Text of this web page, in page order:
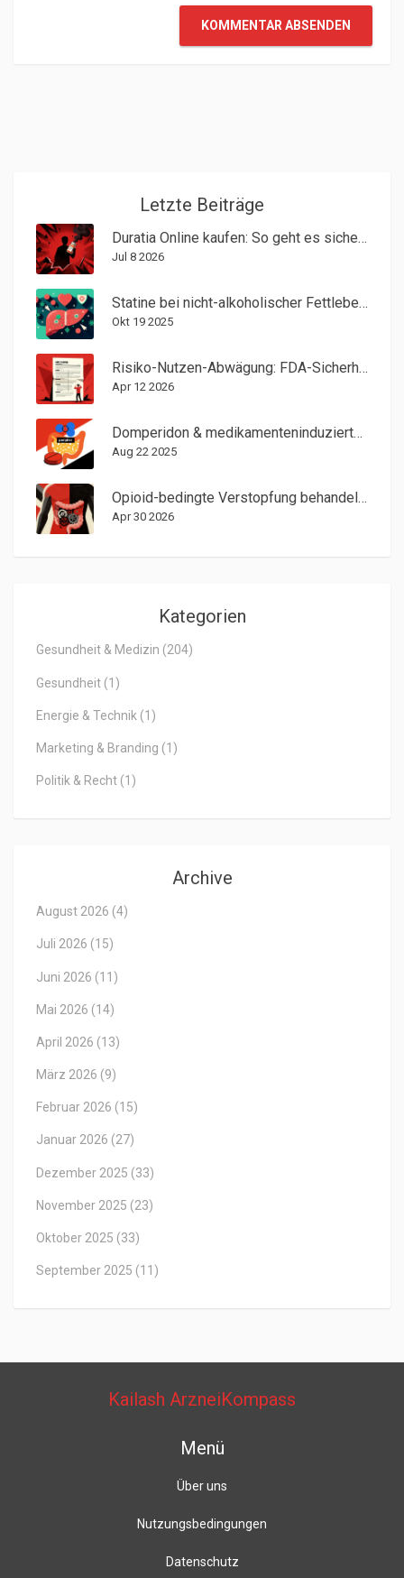
KOMMENTAR ABSENDEN
Letzte Beiträge
Duratia Online kaufen: So geht es sicher, legal und ohne Risiko
Jul 8 2026
Statine bei nicht-alkoholischer Fettleber: Sicherheit und Überwachung
Okt 19 2025
Risiko-Nutzen-Abwägung: FDA-Sicherheitsmitteilungen richtig interpretieren
Apr 12 2026
Domperidon & medikamenteninduzierter Parkinsonismus - alles Wichtige
Aug 22 2025
Opioid-bedingte Verstopfung behandeln: Was PAMORAs wirklich können
Apr 30 2026
Kategorien
Gesundheit & Medizin (204)
Gesundheit (1)
Energie & Technik (1)
Marketing & Branding (1)
Politik & Recht (1)
Archive
August 2026 (4)
Juli 2026 (15)
Juni 2026 (11)
Mai 2026 (14)
April 2026 (13)
März 2026 (9)
Februar 2026 (15)
Januar 2026 (27)
Dezember 2025 (33)
November 2025 (23)
Oktober 2025 (33)
September 2025 (11)
Kailash ArzneiKompass
Menü
Über uns
Nutzungsbedingungen
Datenschutz